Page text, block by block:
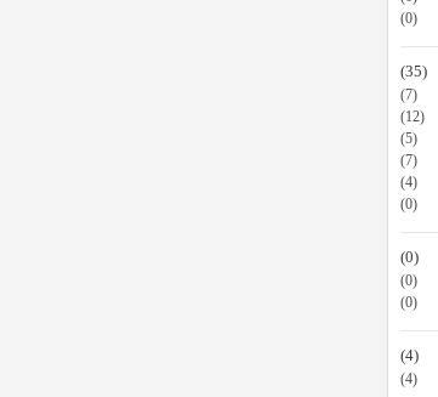
(0)
(35)
(7)
(12)
(5)
(7)
(4)
(0)
(0)
(0)
(0)
(4)
(4)